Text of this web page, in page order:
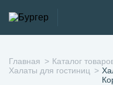
Главная Каталог
Халаты для гостиниц